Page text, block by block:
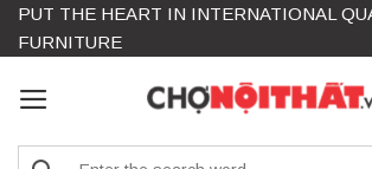
Skip
PUT THE HEART IN INTERNATIONAL
FURNITURE